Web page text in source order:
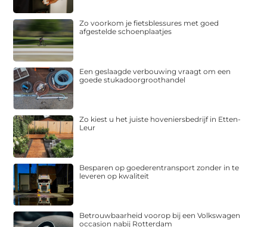
Zo voorkom je fietsblessures met goed
afgestelde schoenplaatjes
Een geslaagde verbouwing vraagt om een
goede stukadoorgroothandel
Zo kiest u het juiste hoveniersbedrijf in Etten-
Leur
Besparen op goederentransport zonder in te
leveren op kwaliteit
Betrouwbaarheid voorop bij een Volkswagen
occasion nabij Rotterdam